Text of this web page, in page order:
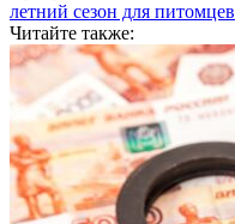
летний сезон для питомцев
Читайте также: